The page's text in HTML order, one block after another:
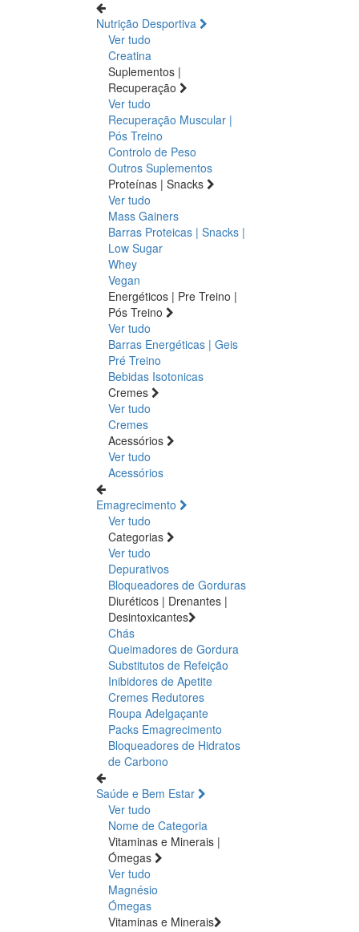
Nutrição Desportiva
Ver tudo
Creatina
Suplementos |
Recuperação
Ver tudo
Recuperação Muscular |
Pós Treino
Controlo de Peso
Outros Suplementos
Proteínas | Snacks
Ver tudo
Mass Gainers
Barras Proteicas | Snacks |
Low Sugar
Whey
Vegan
Energéticos | Pre Treino |
Pós Treino
Ver tudo
Barras Energéticas | Geis
Pré Treino
Bebidas Isotonicas
Cremes
Ver tudo
Cremes
Acessórios
Ver tudo
Acessórios
Emagrecimento
Ver tudo
Categorias
Ver tudo
Depurativos
Bloqueadores de Gorduras
Diuréticos | Drenantes |
Desintoxicantes
Chás
Queimadores de Gordura
Substitutos de Refeição
Inibidores de Apetite
Cremes Redutores
Roupa Adelgaçante
Packs Emagrecimento
Bloqueadores de Hidratos
de Carbono
Saúde e Bem Estar
Ver tudo
Nome de Categoria
Vitaminas e Minerais |
Ómegas
Ver tudo
Magnésio
Ómegas
Vitaminas e Minerais